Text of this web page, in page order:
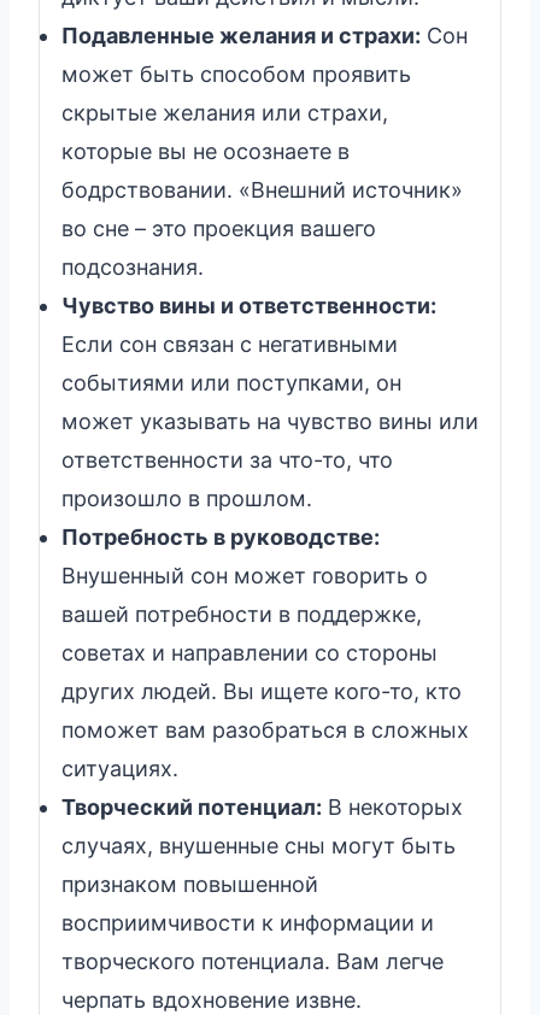
Подавленные желания и страхи: Сон
может быть способом проявить
скрытые желания или страхи,
которые вы не осознаете в
бодрствовании. «Внешний источник»
во сне – это проекция вашего
подсознания.
Чувство вины и ответственности:
Если сон связан с негативными
событиями или поступками, он
может указывать на чувство вины или
ответственности за что-то, что
произошло в прошлом.
Потребность в руководстве:
Внушенный сон может говорить о
вашей потребности в поддержке,
советах и направлении со стороны
других людей. Вы ищете кого-то, кто
поможет вам разобраться в сложных
ситуациях.
Творческий потенциал: В некоторых
случаях, внушенные сны могут быть
признаком повышенной
восприимчивости к информации и
творческого потенциала. Вам легче
черпать вдохновение извне.